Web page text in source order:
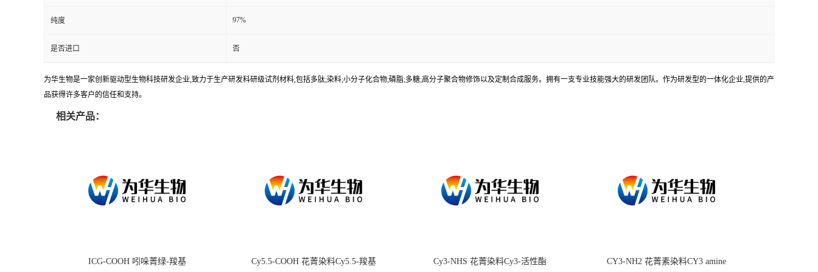
纯度 97%
是否进口 否
为华生物是一家创新驱动型生物科技研发企业,致力于生产研发科研级试剂材料,包括多肽;染料;小分子化合物;磷脂;多糖;高分子聚合物修饰以及定制合成服务。拥有一支专业技能强大的研发团队。作为研发型的一体化企业,提供的产
品获得许多客户的信任和支持。
相关产品：
ICG-COOH 吲哚菁绿-羧基 Cy5.5-COOH 花菁染料Cy5.5-羧基 Cy3-NHS 花菁染料Cy3-活性酯 CY3-NH2 花菁素染料CY3 amine